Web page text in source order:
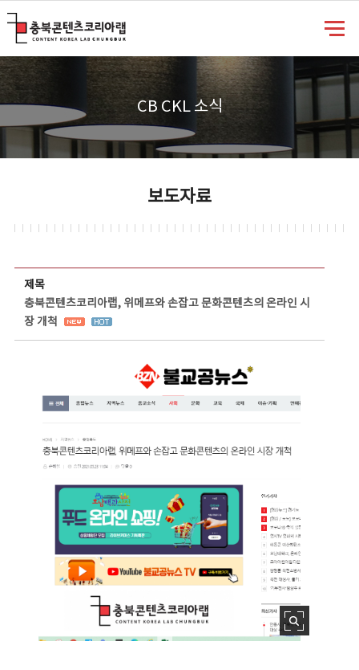
CB CKL 소식
보도자료
제목
충북콘텐츠코리아랩, 위메프와 손잡고 문화콘텐츠의 온라인 시
장 개척